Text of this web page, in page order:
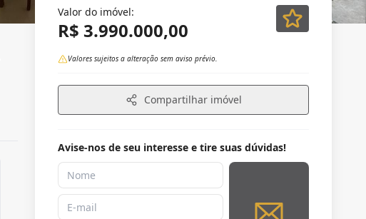
Valor do imóvel:
R$ 3.990.000,00
Valores sujeitos a alteração sem aviso prévio.
Compartilhar imóvel
Avise-nos de seu interesse e tire suas dúvidas!